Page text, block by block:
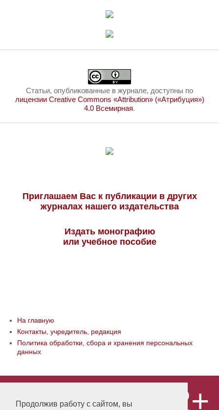
Продолжив работу с сайтом, вы
Статьи, опубликованные в журнале, доступны по
лицензии Creative Commons «Attribution» («Атрибуция»)
4.0 Всемирная.
Приглашаем Вас к публикации в других
журналах нашего издательства
Издать монографию
или учебное пособие
На главную
Контакты, учредитель, редакция
Политика обработки, сбора и хранения персональных
данных
«Publishing company «World of science»,
LLC Материалы, размещенные на сайте,
12+